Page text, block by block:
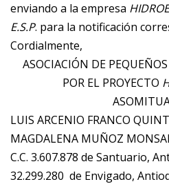
enviando a la empresa
E.S.P. para la notificación
Cordialmente,
ASOCIACIÓN DE
POR EL PROYECTO
LUIS ARCENIO
MAGDALENA MUÑOZ
C.C. 3.607.878 de
32.299.280 de Envigado,